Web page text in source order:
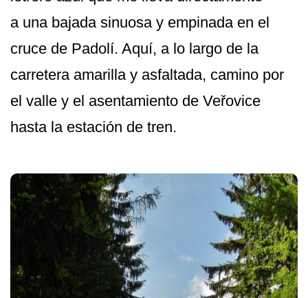
a una bajada sinuosa y empinada en el
cruce de Padolí. Aquí, a lo largo de la
carretera amarilla y asfaltada, camino por
el valle y el asentamiento de Veřovice
hasta la estación de tren.